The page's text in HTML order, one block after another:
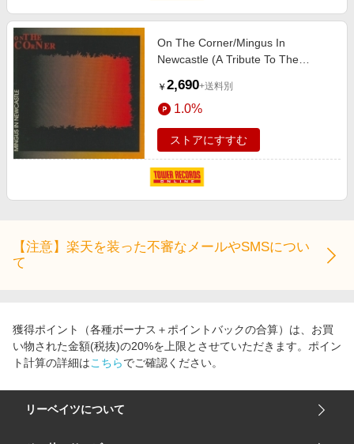
On The Corner/Mingus In
Newcastle (A Tribute To The
￥ 2,690+送料別
1.0%
ストアにすすむ
【注意】楽天を装った不審なメールやSMSについ
て
獲得ポイント（各種ボーナス＋ポイントバックの合算）は、お買
い物された金額(税抜)の20%を上限とさせていただきます。ポイン
ト計算の詳細はこちらでご確認ください。
リーベイツについて